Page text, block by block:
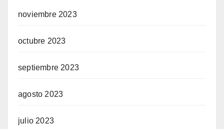
noviembre 2023
octubre 2023
septiembre 2023
agosto 2023
julio 2023